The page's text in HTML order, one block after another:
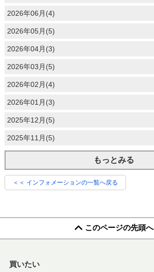
2026年06月(4)
2026年05月(5)
2026年04月(3)
2026年03月(5)
2026年02月(4)
2026年01月(3)
2025年12月(5)
2025年11月(5)
もっとみる
＜＜ インフォメーションの一覧へ戻る
このページの先頭へ
買いたい